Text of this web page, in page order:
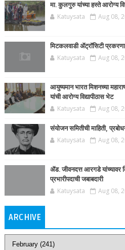
मा. कुलगुरु यांच्या हस्ते आरोग्य
Katuysata Aug 08,
मिटकलवाडी ॲट्रॉसिटी
Katuysata Aug 08,
आयुष्यमान भारत मिशनच्या
यांची आरोग्य विद्यापीठास भेट
Katuysata Aug 08,
संयोजन समितीची माहिती,
Katuysata Aug 08,
ॲड. जीवनदत्त आरगडे यांच्यावर
प्रभारीपदाची जबाबदारी
Katuysata Aug 08,
ARCHIVE